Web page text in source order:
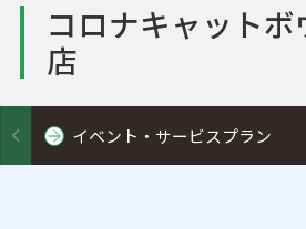
コロナキャット
店
イベント・サービスプラン